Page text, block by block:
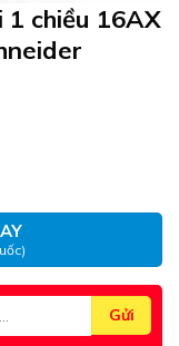
chiều 16AX